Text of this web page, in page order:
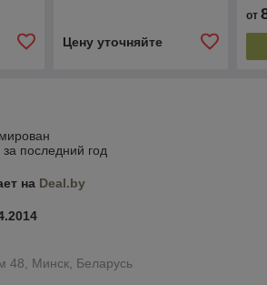
Цену уточняйте
от
последний год
на Deal.by
48, Минск, Беларусь